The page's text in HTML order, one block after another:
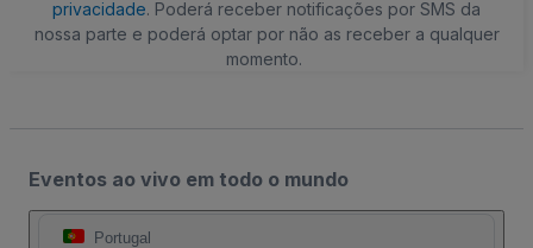
privacidade. Poderá receber notificações por SMS da
nossa parte e poderá optar por não as receber a qualquer
momento.
Eventos ao vivo em todo o mundo
Portugal